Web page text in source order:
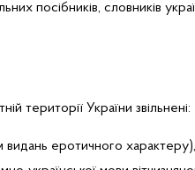
посібників, словників
території України звільнені:
еротичного характеру),